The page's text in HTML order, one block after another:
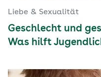
Liebe & Sexualität
Geschlecht und
Was hilft